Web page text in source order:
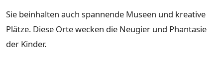
Sie beinhalten auch spannende Museen und kreative
Plätze. Diese Orte wecken die Neugier und Phantasie
der Kinder.